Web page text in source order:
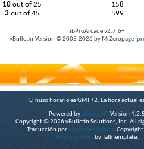
10 out of 25 158
3out of 45 599
ibProArcade v2.7.6+
vBulletin-Version © 2005-2026 by MrZeropage (
El huso horario es GMT +2. La hora actual
Powered byvBulletin® Version 4.2.5
Copyright © 2026 vBulletin Solutions, Inc. All
Traducción porvBulletin Hispano
vBulletin skins by TalkTemplate.